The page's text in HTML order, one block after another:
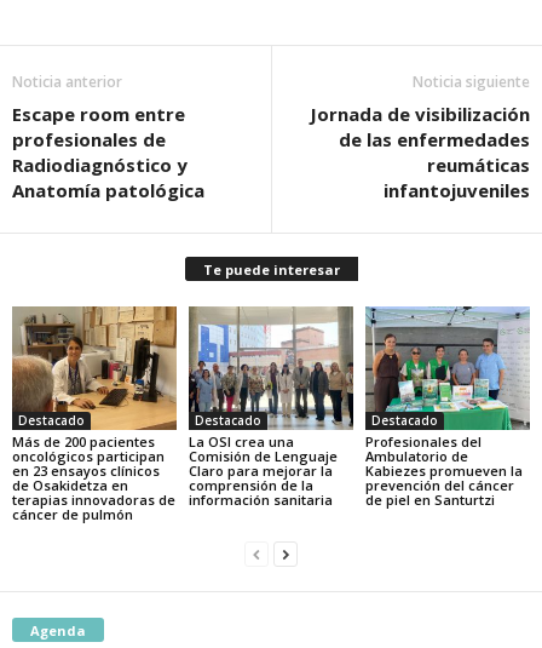
Noticia anterior
Escape room entre
profesionales de
Radiodiagnóstico y
Anatomía patológica
Noticia siguiente
Jornada de visibilización
de las enfermedades
reumáticas
infantojuveniles
Te puede interesar
Destacado
Más de 200 pacientes
oncológicos participan
en 23 ensayos clínicos
de Osakidetza en
terapias innovadoras de
cáncer de pulmón
Destacado
La OSI crea una
Comisión de Lenguaje
Claro para mejorar la
comprensión de la
información sanitaria
Destacado
Profesionales del
Ambulatorio de
Kabiezes promueven la
prevención del cáncer
de piel en Santurtzi
Agenda